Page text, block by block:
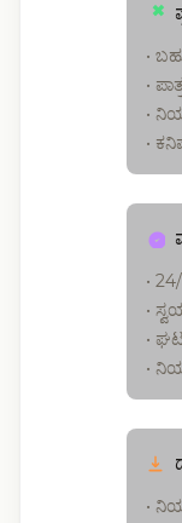
•
•
•
•
•
•
•
•
•